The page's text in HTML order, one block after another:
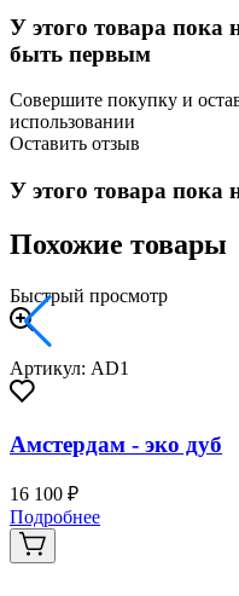
У этого товара пока
быть первым
Совершите покупку и
использовании
Оставить отзыв
У этого товара пока
Похожие товары
Быстрый просмотр
Артикул: AD1
Амстердам - эко дуб
16 100 ₽
Подробнее